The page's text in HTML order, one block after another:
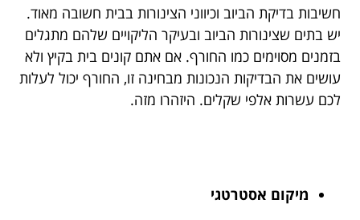
חשיבות בדיקת הביוב וכיווני הצינורות בבית חשובה מאוד.
יש בתים שצינורות הביוב ובעיקר הליקויים שלהם מתגלים
בזמנים מסוימים כמו החורף. אם אתם קונים בית בקיץ ולא
עושים את הבדיקות הנכונות מבחינה זו, החורף יכול לעלות
לכם עשרות אלפי שקלים. היזהרו מזה.
מיקום אסטרטגי